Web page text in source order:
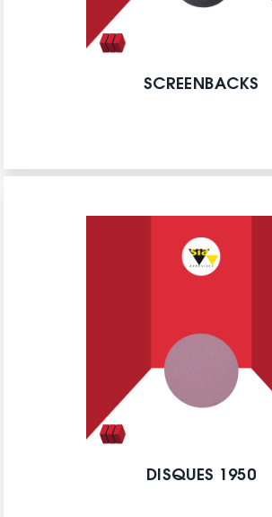
SCREENBACKS
DISQUES 1950